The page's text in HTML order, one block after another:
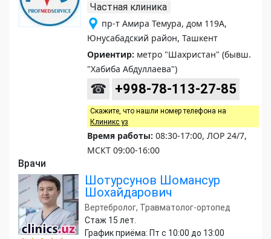
Частная клиника
пр-т Амира Темура, дом 119А,
Юнусабадский район, Ташкент
Ориентир: метро "Шахристан" (бывш.
"Хабиба Абдуллаева")
☎ +998-78-113-27-85
Скажите, что нашли номер телефона на
Клиникс уз
Время работы: 08:30-17:00, ЛОР 24/7,
МСКТ 09:00-16:00
Врачи
Шотурсунов Шомансур
Шохайдарович
Вертебролог, Травматолог-ортопед
Стаж 15 лет.
График приёма: Пт с 10:00 до 13:00